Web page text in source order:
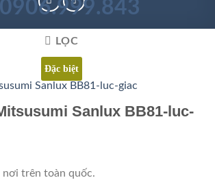
LỌC
Đặc biệt
Sanlux BB81-luc-
nơi trên toàn quốc.